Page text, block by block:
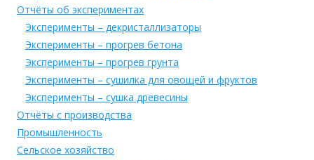
Отчёты об экспериментах
Эксперименты – декристаллизаторы
Эксперименты – прогрев бетона
Эксперименты – прогрев грунта
Эксперименты – сушилка для овощей и фруктов
Эксперименты – сушка древесины
Отчёты с производства
Промышленность
Сельское хозяйство